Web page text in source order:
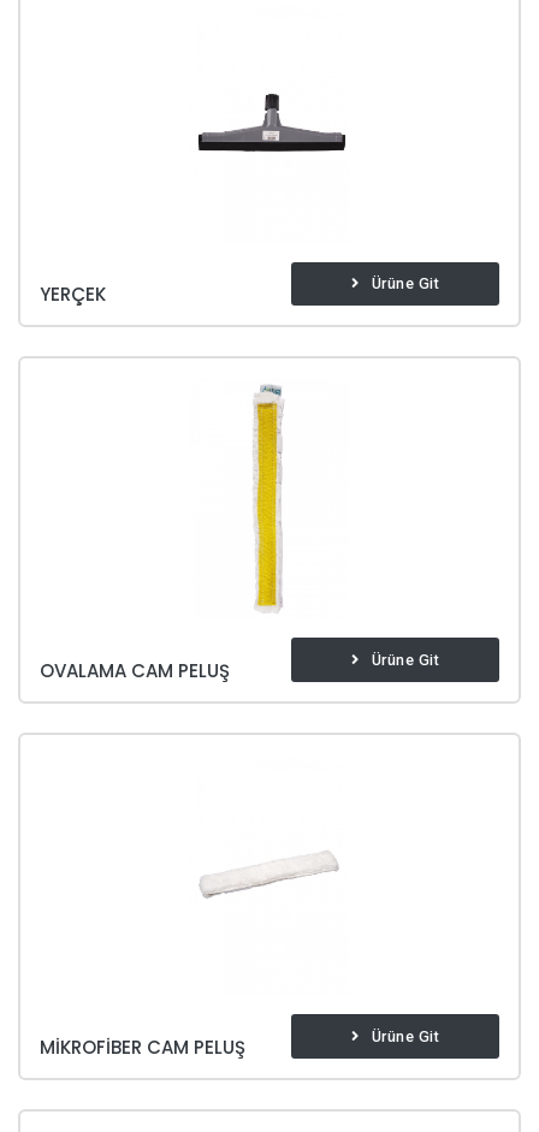
YERÇEK Ürüne Git
OVALAMA CAM PELUŞ Ürüne Git
MIKROFIBER CAM PELUŞ Ürüne Git